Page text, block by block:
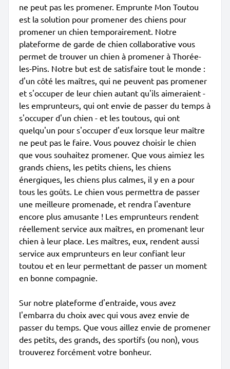
ne peut pas les promener. Emprunte Mon Toutou
est la solution pour promener des chiens pour
promener un chien temporairement. Notre
plateforme de garde de chien collaborative vous
permet de trouver un chien à promener à Thorée-
les-Pins. Notre but est de satisfaire tout le monde :
d'un côté les maîtres, qui ne peuvent pas promener
et s'occuper de leur chien autant qu'ils aimeraient -
les emprunteurs, qui ont envie de passer du temps à
s'occuper d'un chien - et les toutous, qui ont
quelqu'un pour s'occuper d'eux lorsque leur maître
ne peut pas le faire. Vous pouvez choisir le chien
que vous souhaitez promener. Que vous aimiez les
grands chiens, les petits chiens, les chiens
énergiques, les chiens plus calmes, il y en a pour
tous les goûts. Le chien vous permettra de passer
une meilleure promenade, et rendra l'aventure
encore plus amusante ! Les emprunteurs rendent
réellement service aux maîtres, en promenant leur
chien à leur place. Les maîtres, eux, rendent aussi
service aux emprunteurs en leur confiant leur
toutou et en leur permettant de passer un moment
en bonne compagnie.
Sur notre plateforme d'entraide, vous avez
l'embarra du choix avec qui vous avez envie de
passer du temps. Que vous aillez envie de promener
des petits, des grands, des sportifs (ou non), vous
trouverez forcément votre bonheur.